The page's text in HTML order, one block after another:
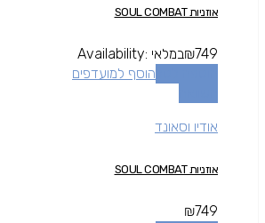
אוזניות SOUL COMBAT
₪749
Availability: במלאי
הוסף למועדפים
אודיו וסאונד
אוזניות SOUL COMBAT
₪749